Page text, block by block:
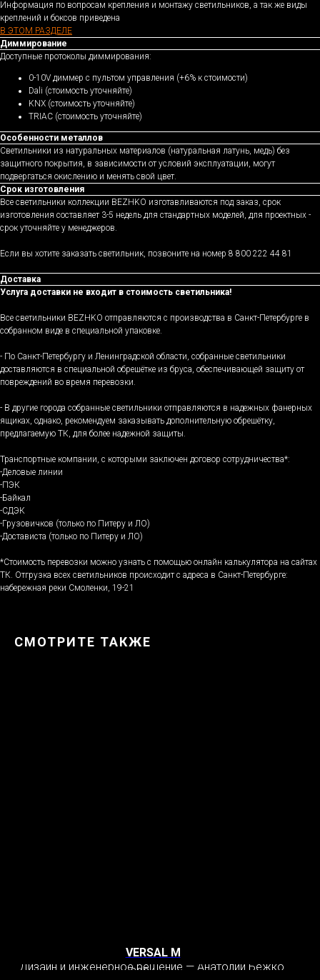
Информация по вопросам крепления и монтажу светильников, а так же виды
креплений и боксов приведена
В ЭТОМ РАЗДЕЛЕ
Диммирование
Доступные протоколы диммирования:
0-10V диммер с пультом управления (+6% к стоимости)
Dali (стоимость уточняйте)
KNX (стоимость уточняйте)
TRIAC (стоимость уточняйте)
Особенности металлов
Светильники из натуральных материалов (натуральная латунь, медь) без
защитного покрытия, в зависимости от условий эксплуатации, могут
подвергаться окислению и менять свой цвет.
Срок изготовления
Все светильники коллекции BEZHKO изготавливаются под заказ, срок
изготовления составляет 3-5 недель для стандартных моделей, для проектных -
срок уточняйте у менеджеров.
Если вы хотите заказать светильник, позвоните на номер 8 800 222 44 81
Доставка
Услуга доставки не входит в стоимость светильника!
Все светильники BEZHKO отправляются с производства в Санкт-Петербурге в
собранном виде в специальной упаковке.
- По Санкт-Петербургу и Ленинградской области, собранные светильники
доставляются в специальной обрешётке из бруса, обеспечивающей защиту от
повреждений во время перевозки.
- В другие города собранные светильники отправляются в надежных фанерных
ящиках, однако, рекомендуем заказывать дополнительную обрешётку,
предлагаемую ТК, для более надежной защиты.
Транспортные компании, с которыми заключен договор сотрудничества*:
-Деловые линии
-ПЭК
-Байкал
-СДЭК
-Грузовичков (только по Питеру и ЛО)
-Достависта (только по Питеру и ЛО)
*Стоимость перевозки можно узнать с помощью онлайн калькулятора на сайтах
ТК. Отгрузка всех светильников происходит с адреса в Санкт-Петербурге:
набережная реки Смоленки, 19-21
СМОТРИТЕ ТАКЖЕ
VERSAL M
Дизайн и инженерное решение — Анатолий Бежко.
2024 год